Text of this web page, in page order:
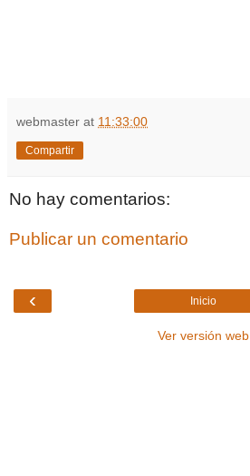
webmaster at 11:33:00
Compartir
No hay comentarios:
Publicar un comentario
‹ Inicio
Ver versión web